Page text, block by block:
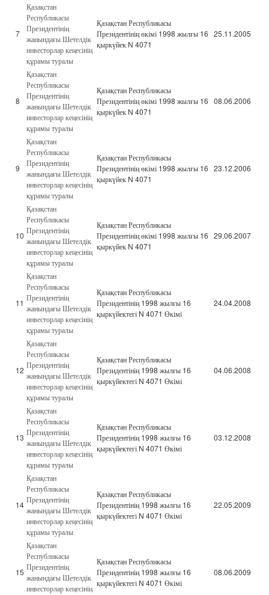
7
Қазақстан
Республикасы
Президентінің
жанындағы Шетелдік
инвесторлар кеңесінің
құрамы туралы
Қазақстан Республикасы
Президентінің өкімі 1998 жылғы 16
қыркүйек N 4071
25.11.2005
8
Қазақстан
Республикасы
Президентінің
жанындағы Шетелдік
инвесторлар кеңесінің
құрамы туралы
Қазақстан Республикасы
Президентінің өкімі 1998 жылғы 16
қыркүйек N 4071
08.06.2006
9
Қазақстан
Республикасы
Президентінің
жанындағы Шетелдік
инвесторлар кеңесінің
құрамы туралы
Қазақстан Республикасы
Президентінің өкімі 1998 жылғы 16
қыркүйек N 4071
23.12.2006
10
Қазақстан
Республикасы
Президентінің
жанындағы Шетелдік
инвесторлар кеңесінің
құрамы туралы
Қазақстан Республикасы
Президентінің өкімі 1998 жылғы 16
қыркүйек N 4071
29.06.2007
11
Қазақстан
Республикасы
Президентінің
жанындағы Шетелдік
инвесторлар кеңесінің
құрамы туралы
Қазақстан Республикасы
Президентінің 1998 жылғы 16
қыркүйектегі N 4071 Өкімі
24.04.2008
12
Қазақстан
Республикасы
Президентінің
жанындағы Шетелдік
инвесторлар кеңесінің
құрамы туралы
Қазақстан Республикасы
Президентінің 1998 жылғы 16
қыркүйектегі N 4071 Өкімі
04.06.2008
13
Қазақстан
Республикасы
Президентінің
жанындағы Шетелдік
инвесторлар кеңесінің
құрамы туралы
Қазақстан Республикасы
Президентінің 1998 жылғы 16
қыркүйектегі N 4071 Өкімі
03.12.2008
14
Қазақстан
Республикасы
Президентінің
жанындағы Шетелдік
инвесторлар кеңесінің
құрамы туралы
Қазақстан Республикасы
Президентінің 1998 жылғы 16
қыркүйектегі N 4071 Өкімі
22.05.2009
15
Қазақстан
Республикасы
Президентінің
жанындағы Шетелдік
инвесторлар кеңесінің
Қазақстан Республикасы
Президентінің 1998 жылғы 16
қыркүйектегі N 4071 Өкімі
08.06.2009